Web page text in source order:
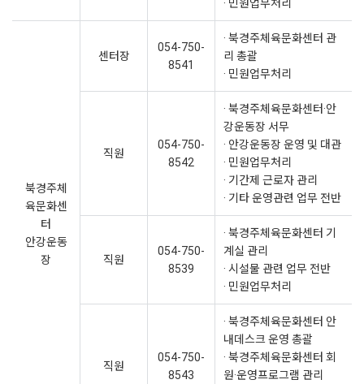
· 민원업무처리
북경주체
육문화센
터
안강운동
장
센터장
054-750-
8541
· 북경주체육문화센터 관
리 총괄
· 민원업무처리
직원
054-750-
8542
· 북경주체육문화센터·안
강운동장 서무
· 안강운동장 운영 및 대관
· 민원업무처리
· 기간제 근로자 관리
· 기타 운영관련 업무 전반
직원
054-750-
8539
· 북경주체육문화센터 기
계실 관리
· 시설물 관련 업무 전반
· 민원업무처리
직원
054-750-
8543
· 북경주체육문화센터 안
내데스크 운영 총괄
· 북경주체육문화센터 회
원·운영프로그램 관리